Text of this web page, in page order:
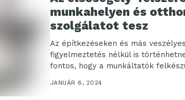
munkahelyen és
szolgálatot tesz
Az építkezéseken és más
figyelmeztetés nélkül is
fontos, hogy a munkáltatók
JANUÁR 6, 2024